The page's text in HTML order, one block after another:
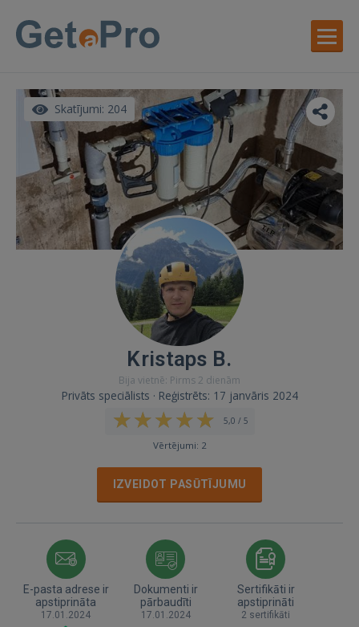
Skatījumi: 204
Kristaps B.
Bija vietnē: Pirms 2 dienām
Privāts speciālists · Reģistrēts: 17 janvāris 2024
5,0 / 5
Vērtējumi: 2
IZVEIDOT PASŪTĪJUMU
E-pasta adrese ir
apstiprināta
17.01.2024
Dokumenti ir
pārbaudīti
17.01.2024
Sertifikāti ir
apstiprināti
2 sertifikāti